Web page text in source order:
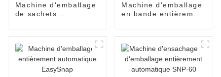
Machine d'emballage
de sachets
Machine d'emballage
en bande entièrement